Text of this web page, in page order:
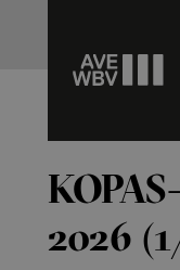
2026